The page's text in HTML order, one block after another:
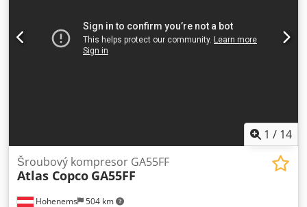
1 / 14
Hohenems 504 km
Šroubový kompresor GA55FF
Atlas Copco GA55FF